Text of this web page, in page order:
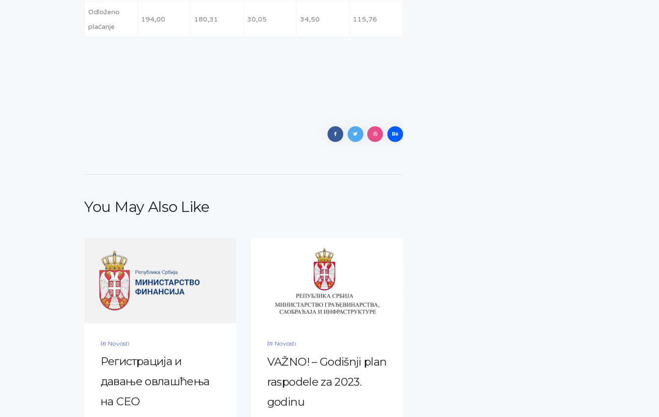
Odloženo
plaćanje
194,00 180,31 30,05 34,50 115,76
You May Also Like
in Novosti
Регистрација и
давање овлашћења
на СЕО
in Novosti
VAŽNO! – Godišnji plan
raspodele za 2023.
godinu